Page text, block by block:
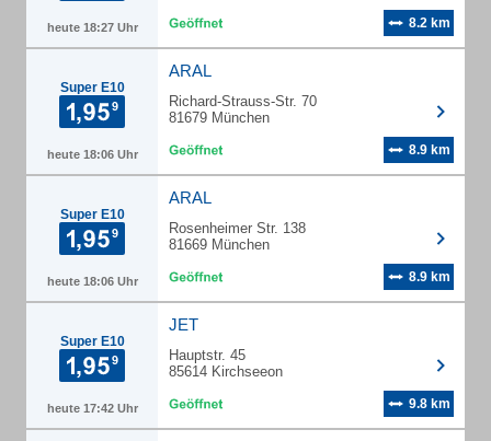
heute 18:27 Uhr 8.2 km
Super E10
heute 18:06 Uhr
ARAL
Richard-Strauss-Str. 70
81679 München
8.9 km
Super E10
heute 18:06 Uhr
ARAL
Rosenheimer Str. 138
81669 München
8.9 km
Super E10
heute 17:42 Uhr
JET
Hauptstr. 45
85614 Kirchseeon
9.8 km